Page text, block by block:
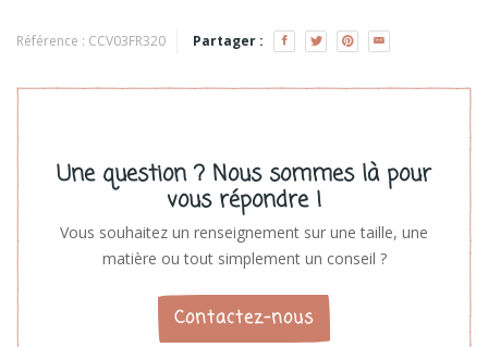
Référence : CCV03FR320 Partager :
Une question ? Nous sommes là pour
vous répondre !
Vous souhaitez un renseignement sur une taille, une
matière ou tout simplement un conseil ?
Contactez-nous